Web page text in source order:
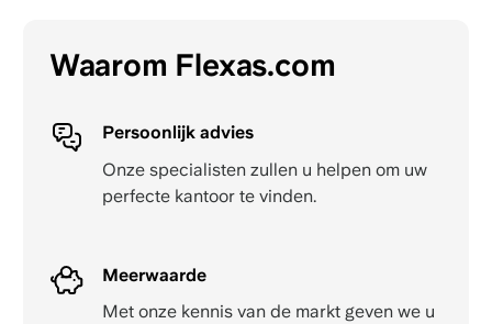
Waarom Flexas.com
Persoonlijk advies
Onze specialisten zullen u helpen om uw
perfecte kantoor te vinden.
Meerwaarde
Met onze kennis van de markt geven we u